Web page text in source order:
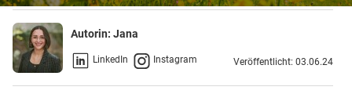
Autorin: Jana
LinkedIn Instagram Veröffentlicht: 03.06.24